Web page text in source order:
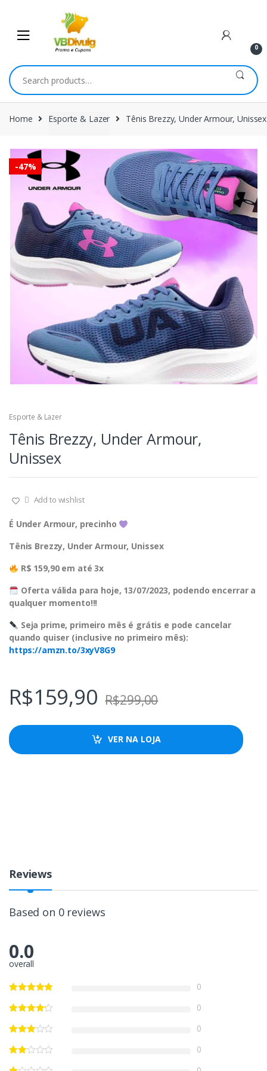
navigation
content
0
Search
for:
Home Esporte & Lazer Tênis Brezzy, Under Armour, Unissex
-47%
Esporte & Lazer
Tênis Brezzy, Under Armour,
Unissex
Add to wishlist
É Under Armour, precinho
Tênis Brezzy, Under Armour, Unissex
R$ 159,90 em até 3x
Oferta válida para hoje, 13/07/2023, podendo encerrar a
qualquer momento!!!
Seja prime, primeiro mês é grátis e pode cancelar
quando quiser (inclusive no primeiro mês):
https://amzn.to/3xyV8G9
R$159,90 R$299,00
VER NA LOJA
Reviews
Based on 0 reviews
0.0
overall
0
0
0
0